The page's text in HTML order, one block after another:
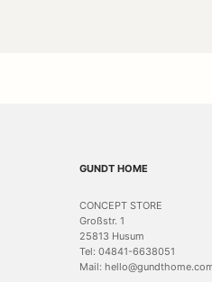
GUNDT HOME
CONCEPT STORE
Großstr. 1
25813 Husum
Tel: 04841-6638051
Mail: